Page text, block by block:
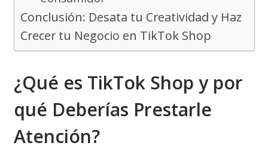
Conclusión: Desata tu Creatividad y Haz
Crecer tu Negocio en TikTok Shop
¿Qué es TikTok Shop y por
qué Deberías Prestarle
Atención?